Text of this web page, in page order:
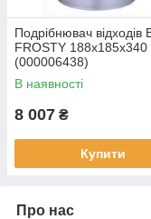
Подрібнювач відходів
FROSTY
(000006438)
В наявності
8 007 ₴
Купити
Про нас